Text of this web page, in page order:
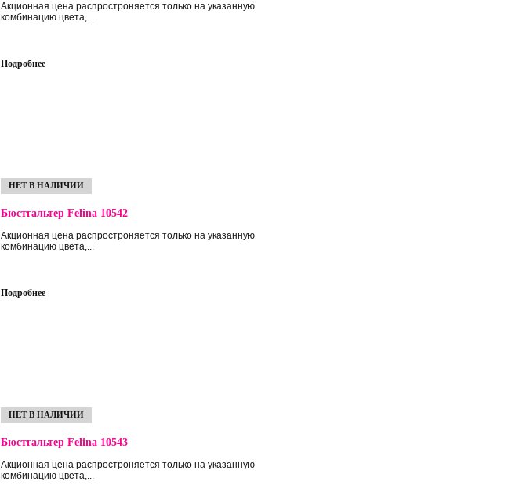
Акционная цена распростроняется только на указанную
комбинацию цвета,...
Подробнее
НЕТ В НАЛИЧИИ
Бюстгальтер Felina 10542
Акционная цена распростроняется только на указанную
комбинацию цвета,...
Подробнее
НЕТ В НАЛИЧИИ
Бюстгальтер Felina 10543
Акционная цена распростроняется только на указанную
комбинацию цвета,...